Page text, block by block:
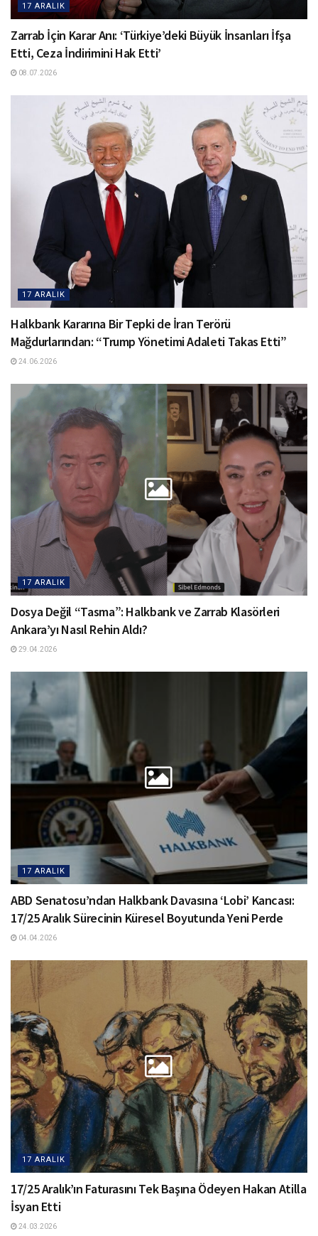
17 ARALIK
Zarrab İçin Karar Anı: ‘Türkiye’deki Büyük İnsanları İfşa
Etti, Ceza İndirimini Hak Etti’
08.07.2026
17 ARALIK
Halkbank Kararına Bir Tepki de İran Terörü
Mağdurlarından: “Trump Yönetimi Adaleti Takas Etti”
24.06.2026
17 ARALIK
Dosya Değil “Tasma”: Halkbank ve Zarrab Klasörleri
Ankara’yı Nasıl Rehin Aldı?
29.04.2026
17 ARALIK
ABD Senatosu’ndan Halkbank Davasına ‘Lobi’ Kancası:
17/25 Aralık Sürecinin Küresel Boyutunda Yeni Perde
04.04.2026
17 ARALIK
17/25 Aralık’ın Faturasını Tek Başına Ödeyen Hakan Atilla
İsyan Etti
24.03.2026